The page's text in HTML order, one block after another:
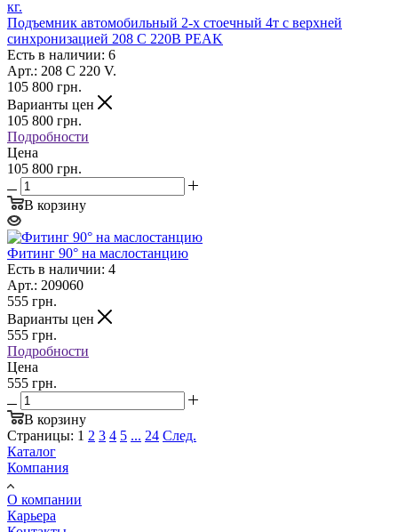
Подъемник автомобильный 2-х стоечный 4т с верхней
синхронизацией 208 C 220В PEAK
Есть в наличии: 6
Арт.: 208 C 220 V.
105 800 грн.
Варианты цен
105 800 грн.
Подробности
Цена
105 800 грн.
В корзину
Фитинг 90° на маслостанцию
Есть в наличии: 4
Арт.: 209060
555 грн.
Варианты цен
555 грн.
Подробности
Цена
555 грн.
В корзину
Страницы: 1 2 3 4 5 ... 24 След.
Каталог
Компания
О компании
Карьера